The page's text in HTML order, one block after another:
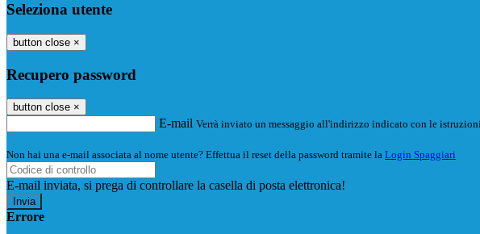
Seleziona utente
button close ×
Recupero password
button close ×
E-mail Verrà inviato un messaggio all'indirizzo indicato con le istruzioni
Non hai una e-mail associata al nome utente? Effettua il reset della password tramite la Login Spaggiari
E-mail inviata, si prega di controllare la casella di posta elettronica!
Errore